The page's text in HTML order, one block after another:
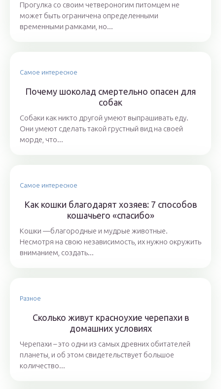
Прогулка со своим четвероногим питомцем не
может быть ограничена определенными
временными рамками, но...
Самое интересное
Почему шоколад смертельно опасен для
собак
Собаки как никто другой умеют выпрашивать еду.
Они умеют сделать такой грустный вид на своей
морде, что...
Самое интересное
Как кошки благодарят хозяев: 7 способов
кошачьего «спасибо»
Кошки —благородные и мудрые животные.
Несмотря на свою независимость, их нужно окружить
вниманием, создать...
Разное
Сколько живут красноухие черепахи в
домашних условиях
Черепахи – это одни из самых древних обитателей
планеты, и об этом свидетельствует большое
количество...